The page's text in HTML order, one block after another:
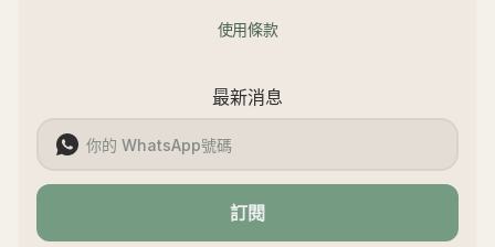
使用條款
最新消息
訂閱